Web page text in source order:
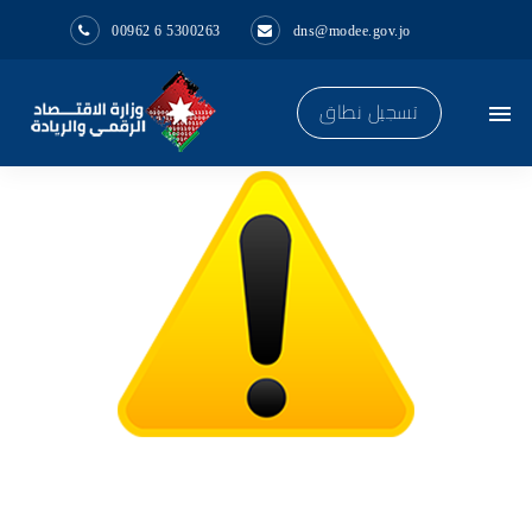
00962 6 5300263 dns@modee.gov.jo
تسجيل نطاق menu